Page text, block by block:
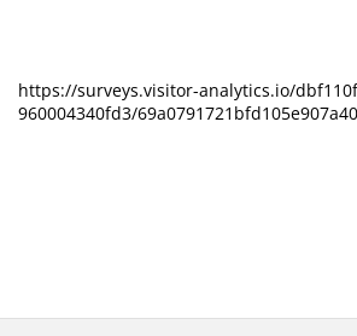
https://surveys.visitor-analytics.io/
960004340fd3/